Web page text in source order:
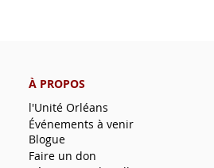
À PROPOS
l'Unité Orléans
Blogue
Événements à venir
Faire un don